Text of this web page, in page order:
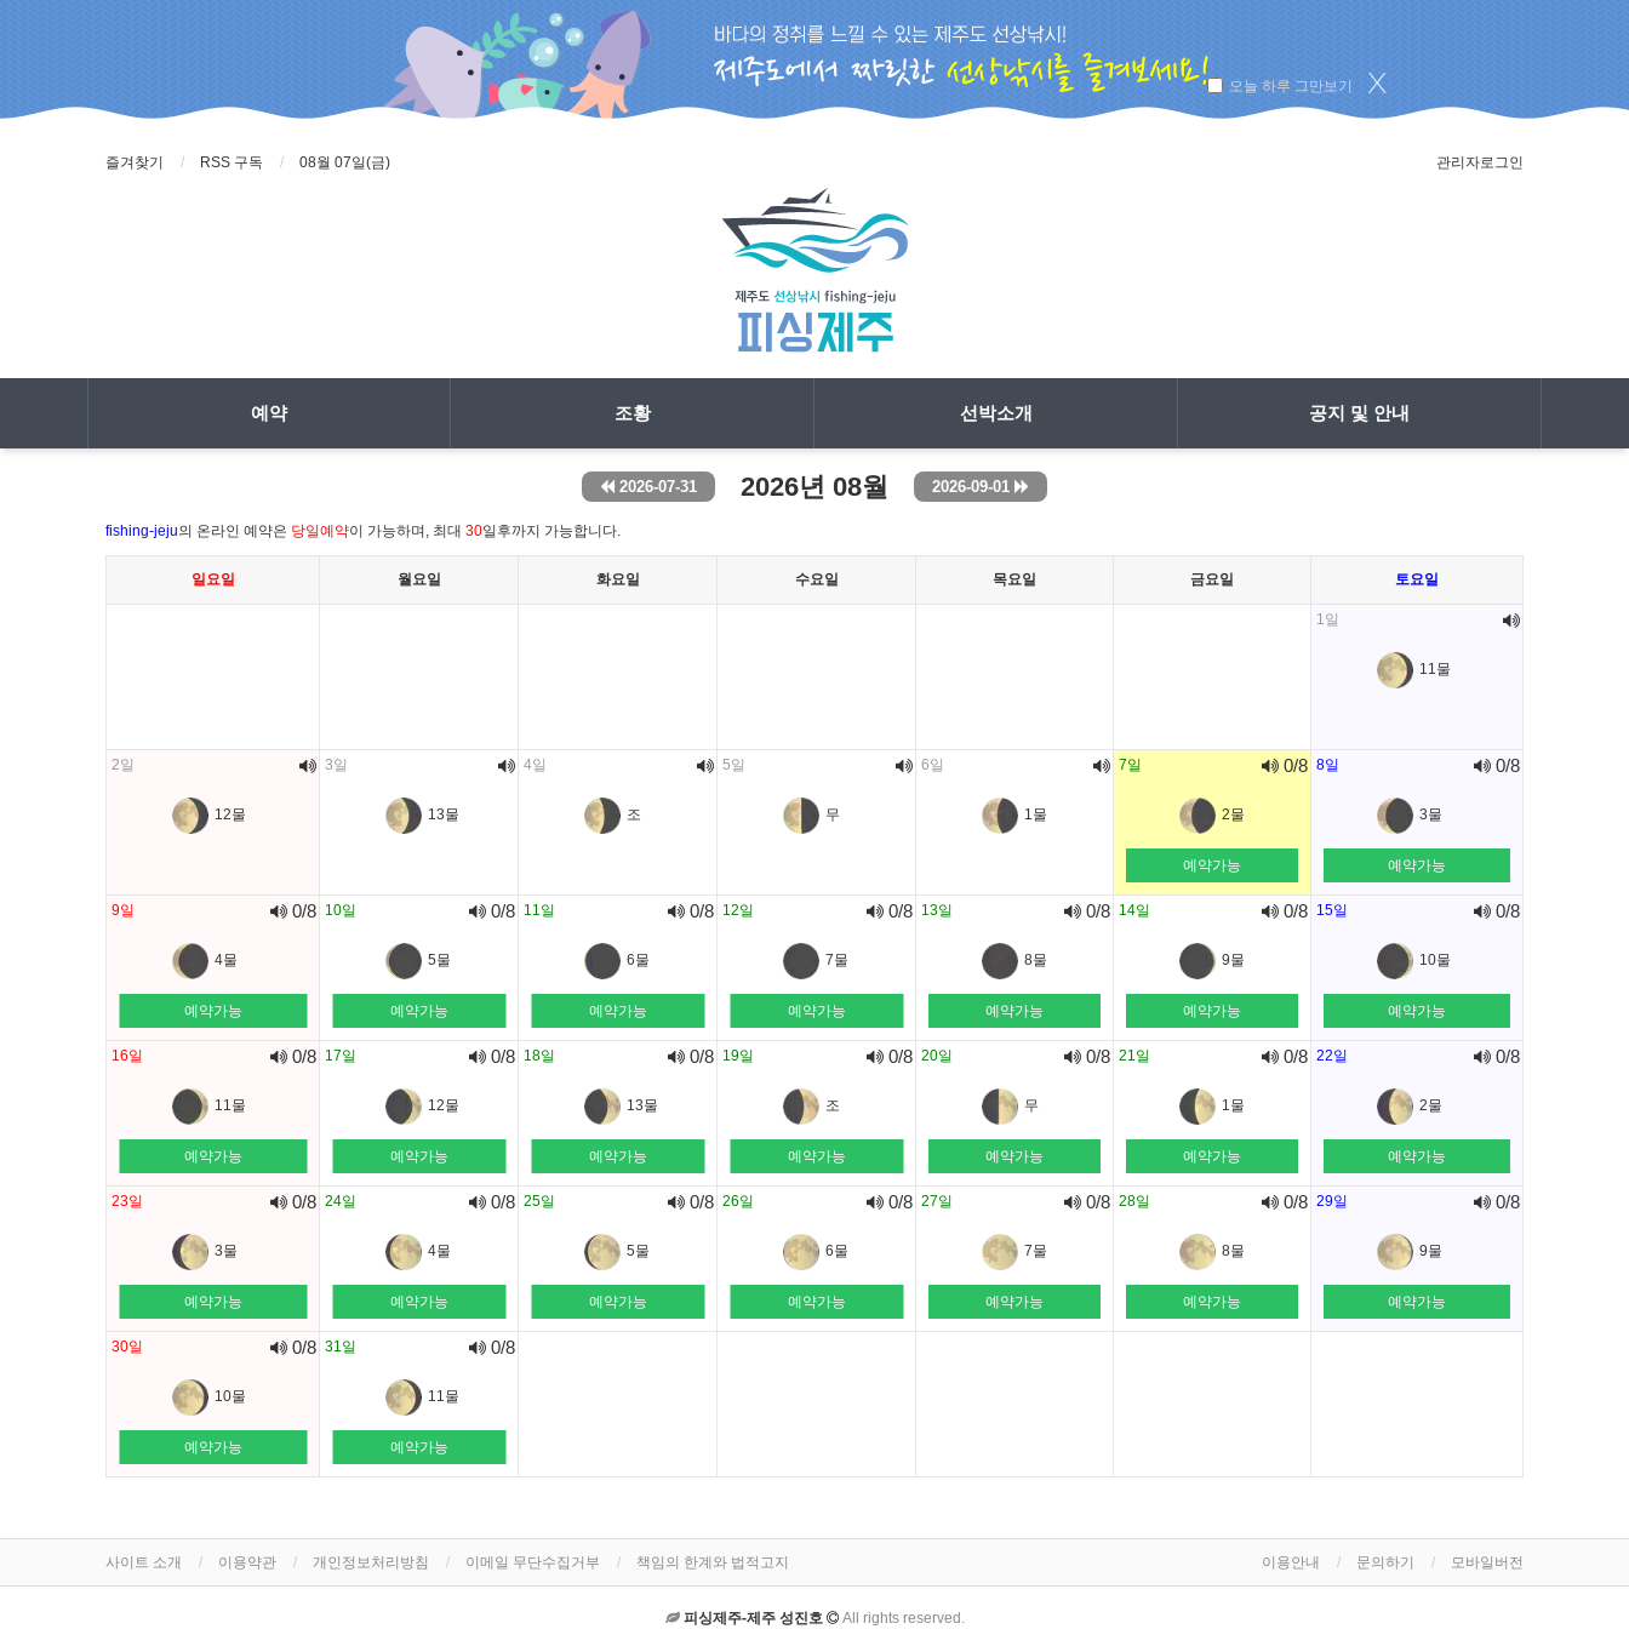
오늘 하루 그만보기
즐겨찾기 RSS 구독 08월 07일(금) 관리자로그인
예약 조황 선박소개 공지 및 안내
2026-07-31 2026년 08월 2026-09-01
fishing-jeju의 온라인 예약은 당일예약이 가능하며, 최대 30일후까지 가능합니다.
일요일 월요일 화요일 수요일 목요일 금요일 토요일
11물
1일
12물
2일
13물
3일
조
4일
무
5일
1물
6일
2물
7일
예약가능
0/8
3물
8일
예약가능
0/8
4물
9일
예약가능
0/8
5물
10일
예약가능
0/8
6물
11일
예약가능
0/8
7물
12일
예약가능
0/8
8물
13일
예약가능
0/8
9물
14일
예약가능
0/8
10물
15일
예약가능
0/8
11물
16일
예약가능
0/8
12물
17일
예약가능
0/8
13물
18일
예약가능
0/8
조
19일
예약가능
0/8
무
20일
예약가능
0/8
1물
21일
예약가능
0/8
2물
22일
예약가능
0/8
3물
23일
예약가능
0/8
4물
24일
예약가능
0/8
5물
25일
예약가능
0/8
6물
26일
예약가능
0/8
7물
27일
예약가능
0/8
8물
28일
예약가능
0/8
9물
29일
예약가능
0/8
10물
30일
예약가능
0/8
11물
31일
예약가능
0/8
사이트 소개 이용약관 개인정보처리방침 이메일 무단수집거부 책임의 한계와 법적고지 이용안내 문의하기 모바일버전
피싱제주-제주 성진호 All rights reserved.